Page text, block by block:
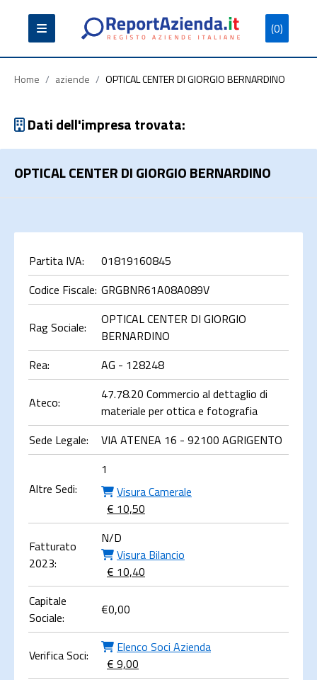
(0)
Partita
Iva
Codice
Fiscale
Ragione
Sociale
Cerca
Home / aziende / OPTICAL CENTER DI GIORGIO BERNARDINO
Dati dell'impresa trovata:
OPTICAL CENTER DI GIORGIO BERNARDINO
Partita IVA:
01819160845
Codice Fiscale: GRGBNR61A08A089V
Rag Sociale:
OPTICAL CENTER DI GIORGIO
BERNARDINO
Rea:
AG - 128248
Ateco:
47.78.20 Commercio al dettaglio di
materiale per ottica e fotografia
Sede Legale:
VIA ATENEA 16 - 92100 AGRIGENTO
Altre Sedi:
1
Visura Camerale
€ 10,50
Fatturato
2023:
N/D
Visura Bilancio
€ 10,40
Capitale
Sociale:
€0,00
Verifica Soci:
Elenco Soci Azienda
€ 9,00